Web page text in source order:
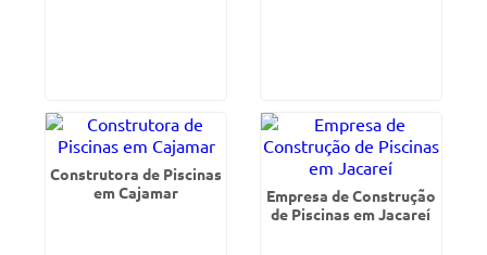
Construtora de Piscinas
em Cajamar
Empresa de Construção
de Piscinas em Jacareí